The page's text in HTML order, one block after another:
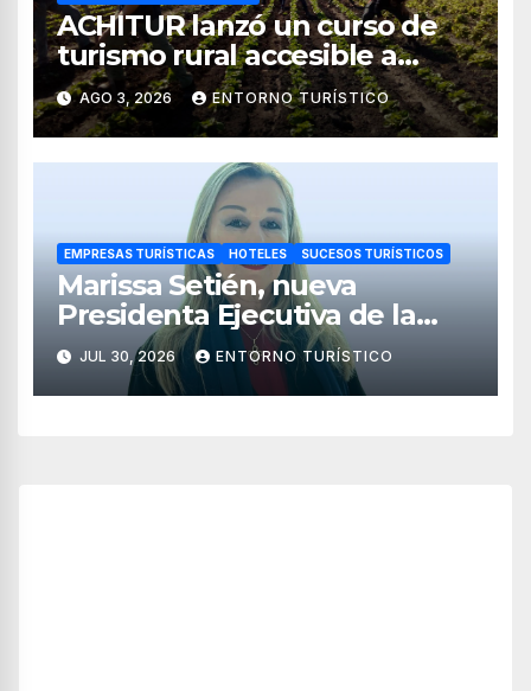
ACHITUR lanzó un curso de
turismo rural accesible a
través de WhatsApp
AGO 3, 2026 ENTORNO TURÍSTICO
EMPRESAS TURÍSTICAS HOTELES SUCESOS TURÍSTICOS
Marissa Setién, nueva
Presidenta Ejecutiva de la
Asociación de Hoteles Costa
Mujeres
JUL 30, 2026 ENTORNO TURÍSTICO